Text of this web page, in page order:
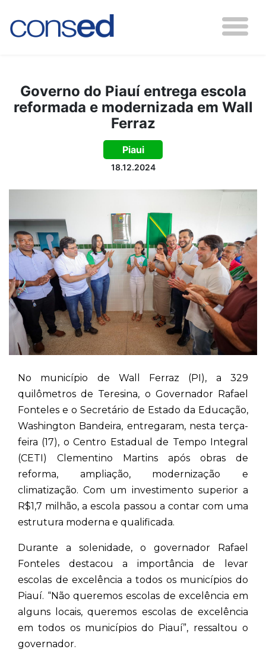
Governo do Piauí entrega escola
reformada e modernizada em Wall
Ferraz
Piaui
18.12.2024
No município de Wall Ferraz (PI), a 329
quilômetros de Teresina, o Governador Rafael
Fonteles e o Secretário de Estado da Educação,
Washington Bandeira, entregaram, nesta terça-
feira (17), o Centro Estadual de Tempo Integral
(CETI) Clementino Martins após obras de
reforma, ampliação, modernização e
climatização. Com um investimento superior a
R$1,7 milhão, a escola passou a contar com uma
estrutura moderna e qualificada.
Durante a solenidade, o governador Rafael
Fonteles destacou a importância de levar
escolas de excelência a todos os municípios do
Piauí. “Não queremos escolas de excelência em
alguns locais, queremos escolas de excelência
em todos os municípios do Piauí”, ressaltou o
governador.